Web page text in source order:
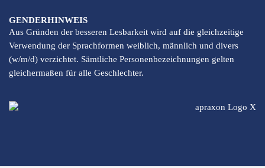
GENDERHINWEIS
Aus Gründen der besseren Lesbarkeit wird auf die gleichzeitige
Verwendung der Sprachformen weiblich, männlich und divers
(w/m/d) verzichtet. Sämtliche Personenbezeichnungen gelten
gleichermaßen für alle Geschlechter.